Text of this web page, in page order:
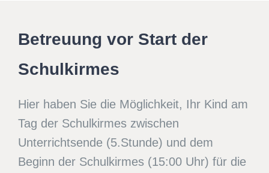
Betreuung vor Start der
Schulkirmes
Hier haben Sie die Möglichkeit, Ihr Kind am
Tag der Schulkirmes zwischen
Unterrichtsende (5.Stunde) und dem
Beginn der Schulkirmes (15:00 Uhr) für die